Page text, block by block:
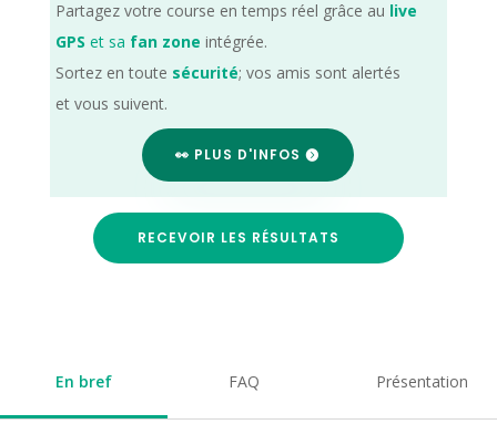
Partagez votre course en temps réel grâce au live
GPS et sa fan zone intégrée.
Sortez en toute sécurité; vos amis sont alertés
et vous suivent.
👀 PLUS D'INFOS
RECEVOIR LES RÉSULTATS
En bref FAQ Présentation